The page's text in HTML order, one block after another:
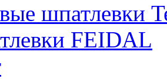
шпатлевки
FEIDAL